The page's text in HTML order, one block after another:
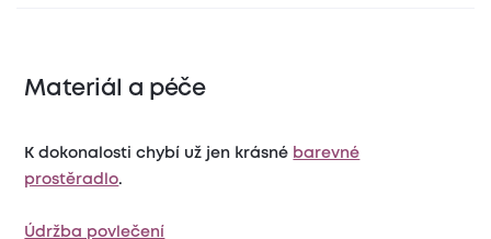
Materiál a péče
K dokonalosti chybí už jen krásné barevné
prostěradlo.
Údržba povlečení